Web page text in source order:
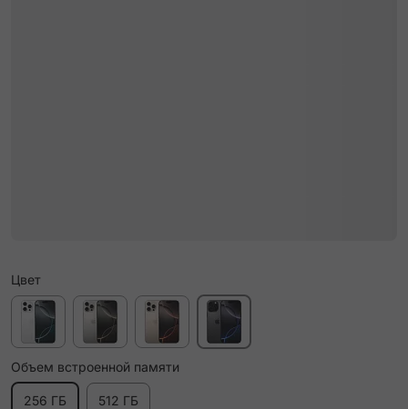
Цвет
Объем встроенной памяти
256 ГБ 512 ГБ